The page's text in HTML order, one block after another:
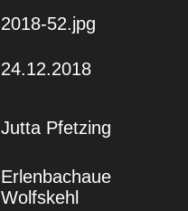
2018-52.jpg
24.12.2018
Jutta Pfetzing
Erlenbachaue
Wolfskehl